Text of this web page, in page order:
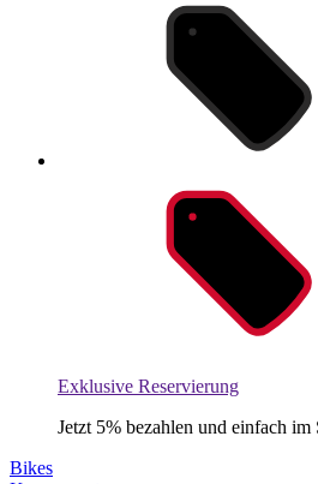
Exklusive Reservierung
Jetzt 5% bezahlen und einfach im
Bikes